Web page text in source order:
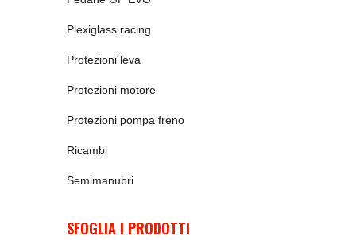
Plexiglass racing
Protezioni leva
Protezioni motore
Protezioni pompa freno
Ricambi
Semimanubri
SFOGLIA I PRODOTTI